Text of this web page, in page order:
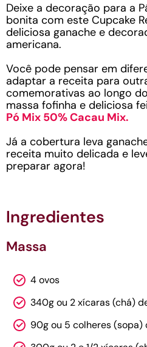
Deixe a decoração para a
bonita com este Cupcake
deliciosa ganache e
americana.
Você pode pensar em
adaptar a receita para
comemorativas ao longo
massa fofinha e deliciosa
Pó Mix 50% Cacau Mix.
Já a cobertura leva
receita muito delicada e
preparar agora!
Ingredientes
Massa
4 ovos
340g ou 2 xícaras (chá)
90g ou 5 colheres (sopa)